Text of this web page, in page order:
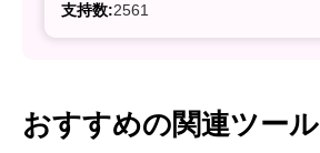
支持数:2561
おすすめの関連ツール